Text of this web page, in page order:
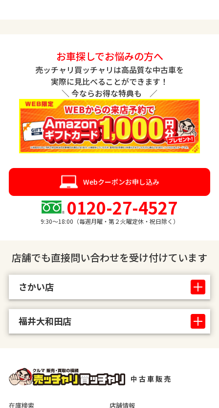
お車探しでお悩みの方へ
売ッチャリ買ッチャリは高品質な中古車を
実際に見比べることができます！
＼ 今ならお得な特典も ／
Webクーポンお申し込み
0120-27-4527
9:30〜18:00（毎週月曜・第２火曜定休・祝日除く）
店舗でも直接問い合わせを受け付けています
さかい店
福井大和田店
在庫検索 店舗情報